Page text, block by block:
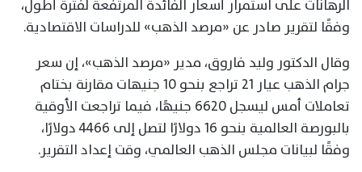
الرهانات على استمرار أسعار الفائدة المرتفعة لفترة أطول،
وفقًا لتقرير صادر عن «مرصد الذهب» للدراسات الاقتصادية.
وقال الدكتور وليد فاروق، مدير «مرصد الذهب»، إن سعر
جرام الذهب عيار 21 تراجع بنحو 10 جنيهات مقارنة بختام
تعاملات أمس ليسجل 6620 جنيهًا، فيما تراجعت الأوقية
بالبورصة العالمية بنحو 16 دولارًا لتصل إلى 4466 دولارًا،
وفقًا لبيانات مجلس الذهب العالمي، وقت إعداد التقرير.